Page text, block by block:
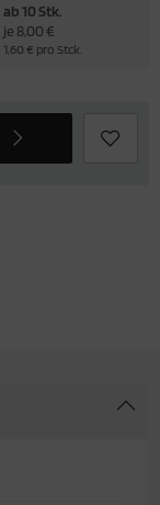
ab 10 Stk.
je 8,00 €
1,60 € pro Stck.